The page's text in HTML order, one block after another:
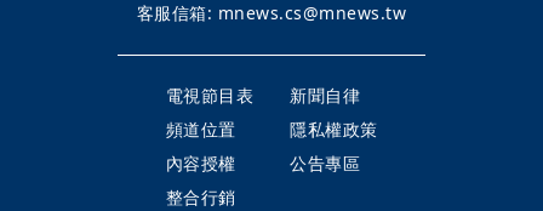
客服信箱: mnews.cs@mnews.tw
電視節目表
新聞自律
頻道位置
隱私權政策
內容授權
公告專區
整合行銷